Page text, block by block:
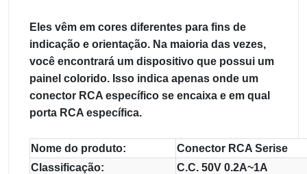
Eles vêm em cores diferentes para fins de
indicação e orientação. Na maioria das vezes,
você encontrará um dispositivo que possui um
painel colorido. Isso indica apenas onde um
conector RCA específico se encaixa e em qual
porta RCA específica.
Nome do produto:
Conector RCA Serise
Classificação:
C.C. 50V 0.2A~1A